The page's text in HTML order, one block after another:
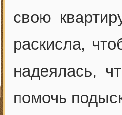
свою
раскисла,
надеялась,
помочь